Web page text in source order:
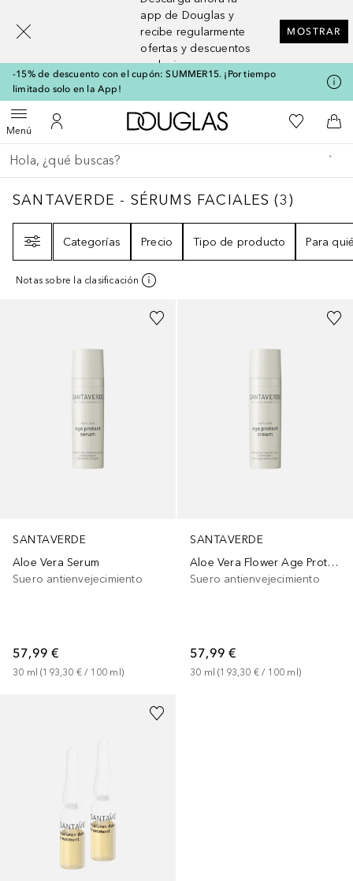
app de Douglas y
recibe regularmente
ofertas y descuentos
exclusivos
MOSTRAR
-15% de descuento con el cupón: SUMMER15. ¡Por tiempo
limitado solo en la App!
MenúAbrir menúMi cuenta
A Douglas HomeMi lista de
A
Regresar
Ejecutar búsqueda
SANTAVERDE - SÉRUMS FACIALES3
SANTAVERDE - SÉRUMS FACIALES (3)
Categorías
Precio Tipo de producto Para
Notas sobre la clasificación
SANTAVERDE
Aloe Vera Serum
Suero antienvejecimiento
57,99 €
30 ml (193,30 € / 100 ml )
SANTAVERDE
Aloe Vera Flower Age Protect Cream
Suero antienvejecimiento
57,99 €
30 ml (193,30 € / 100 ml )
[navigation.slideout.screenreader]